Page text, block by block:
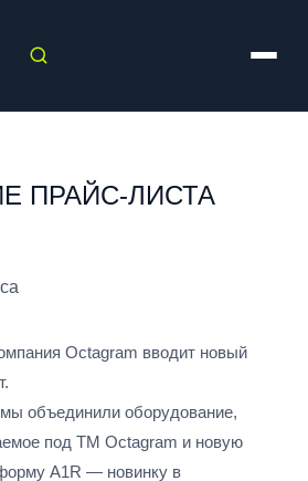
ПРАЙС-ЛИСТА
Octagram вводит новый
объединили оборудование,
под ТМ Octagram и новую
A1R — новинку в